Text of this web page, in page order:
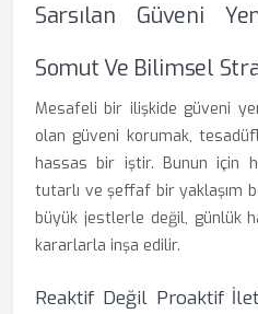
Sarsılan Güveni
Somut Ve Bilimsel
Mesafeli bir ilişkide güveni
olan güveni korumak,
hassas bir iştir. Bunun için
tutarlı ve şeffaf bir yaklaşım
büyük jestlerle değil, günlük
kararlarla inşa edilir.
Reaktif Değil Proaktif